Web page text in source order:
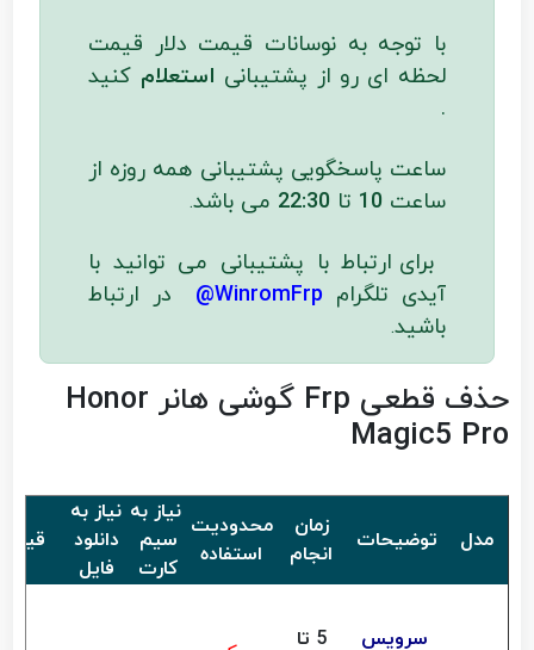
با توجه به نوسانات قیمت دلار قیمت
لحظه ای رو از پشتیبانی استعلام کنید
.
ساعت پاسخگویی پشتیبانی همه روزه از
ساعت 10 تا 22:30 می باشد.
برای ارتباط با پشتیبانی می توانید با
آیدی تلگرام WinromFrp@
در ارتباط
باشید.
حذف قطعی Frp گوشی هانر Honor
Magic5 Pro
مدل توضیحات
زمان
انجام
محدودیت
استفاده
نیاز به
سیم
کارت
نیاز به
دانلود
فایل
سرویس 5 تا